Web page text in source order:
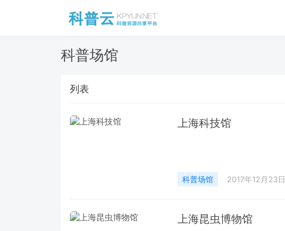
科普场馆
列表
上海科技馆
科普场馆 2017年12月23日
上海昆虫博物馆